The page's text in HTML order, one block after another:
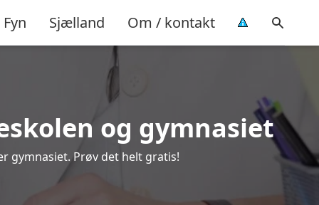
Fyn Sjælland Om / kontakt
og gymnasiet
gymnasiet. Prøv det helt gratis!